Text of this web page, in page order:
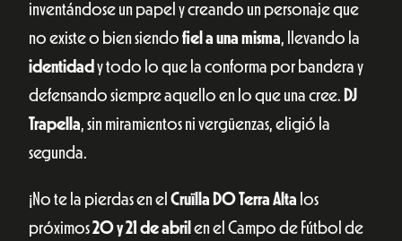
inventándose un papel y creando un personaje que
no existe o bien siendo fiel a una misma, llevando la
identidad y todo lo que la conforma por bandera y
defensando siempre aquello en lo que una cree. DJ
Trapella, sin miramientos ni vergüenzas, eligió la
segunda.
¡No te la pierdas en el Cruïlla DO Terra Alta los
próximos20 y 21 de abril en el Campo de Fútbol de